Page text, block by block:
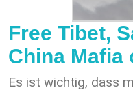
(vgl. https://
Niemand darf
beschuldigen.
Free Tibet,
China Mafia
Es ist wichtig, dass